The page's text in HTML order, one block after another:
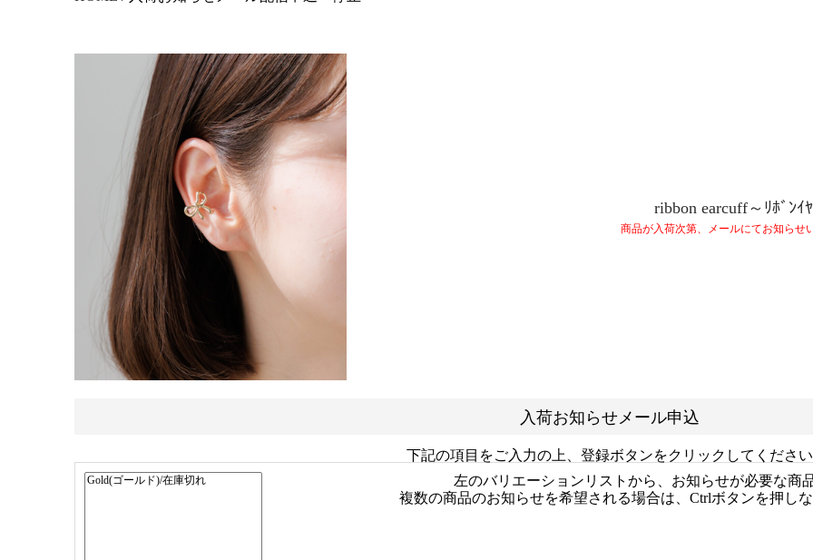
ribbon earcuff～ﾘﾎﾞﾝｲ
商品が入荷次第、メールにてお知らせ
入荷お知らせメール申込
下記の項目をご入力の上、登録ボタンをクリックしてください
左のバリエーションリストから、お知らせが必要な商
複数の商品のお知らせを希望される場合は、Ctrlボタンを押し